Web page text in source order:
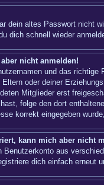
dein altes Passwort nicht
dich schnell wieder
nicht anmelden!
und das
oder deiner
Mitglieder erst
folge den dort
korrekt eingegeben
kann mich aber nicht
aus
dich einfach erneut